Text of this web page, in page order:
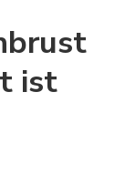
ist